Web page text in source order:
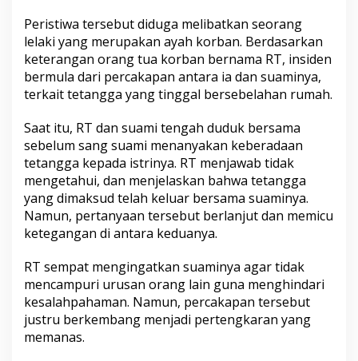
Peristiwa tersebut diduga melibatkan seorang
lelaki yang merupakan ayah korban. Berdasarkan
keterangan orang tua korban bernama RT, insiden
bermula dari percakapan antara ia dan suaminya,
terkait tetangga yang tinggal bersebelahan rumah.
Saat itu, RT dan suami tengah duduk bersama
sebelum sang suami menanyakan keberadaan
tetangga kepada istrinya. RT menjawab tidak
mengetahui, dan menjelaskan bahwa tetangga
yang dimaksud telah keluar bersama suaminya.
Namun, pertanyaan tersebut berlanjut dan memicu
ketegangan di antara keduanya.
RT sempat mengingatkan suaminya agar tidak
mencampuri urusan orang lain guna menghindari
kesalahpahaman. Namun, percakapan tersebut
justru berkembang menjadi pertengkaran yang
memanas.